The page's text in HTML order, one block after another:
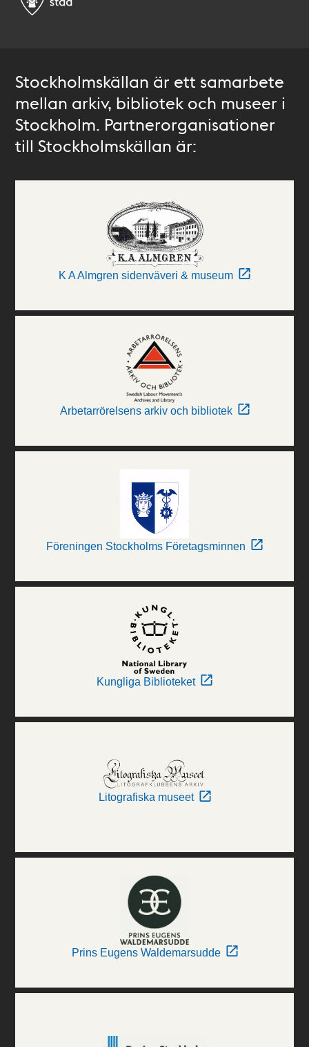
Stockholmskällan är ett samarbete
mellan arkiv, bibliotek och museer i
Stockholm. Partnerorganisationer
till Stockholmskällan är:
K A Almgren sidenväveri & museum
Arbetarrörelsens arkiv och bibliotek
Föreningen Stockholms Företagsminnen
Kungliga Biblioteket
Litografiska museet
Prins Eugens Waldemarsudde